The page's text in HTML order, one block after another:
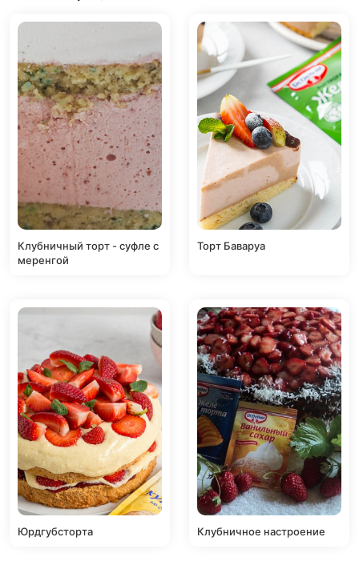
Клубничный торт - суфле с
меренгой
Торт Баваруа
Юрдгубсторта Клубничное настроение